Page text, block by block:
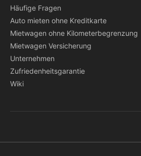
Häufige Fragen
Auto mieten ohne Kreditkarte
Mietwagen ohne Kilometerbegrenzung
Mietwagen Versicherung
Unternehmen
Zufriedenheitsgarantie
Wiki